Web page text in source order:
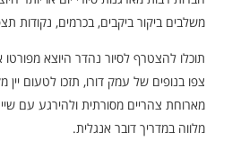
משלבים ביקור ביקבים, בכרמים, נקודות
תוכלו להצטרף לסיור נהדר היוצא מפורטו
צפו בנופים של עמק דורו, תזכו לטעום יין
מארוחת צהריים מסורתית ולהירגע עם
מלווה במדריך דובר אנגלית.